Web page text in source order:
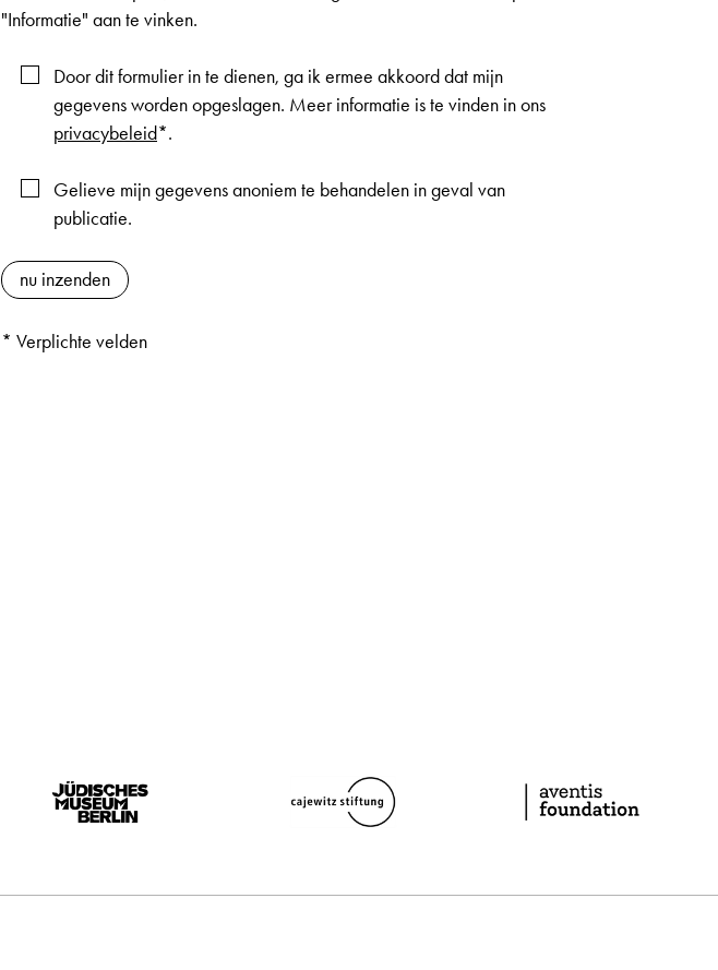
"Informatie" aan te vinken.
Door dit formulier in te dienen, ga ik ermee akkoord dat mijn
gegevens worden opgeslagen. Meer informatie is te vinden in ons
privacybeleid*.
Gelieve mijn gegevens anoniem te behandelen in geval van
publicatie.
* Verplichte velden